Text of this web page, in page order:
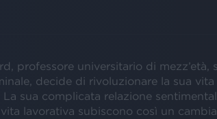
professore universitario di mezz’età,
decide di rivoluzionare la sua
sua complicata relazione
lavorativa subiscono così un